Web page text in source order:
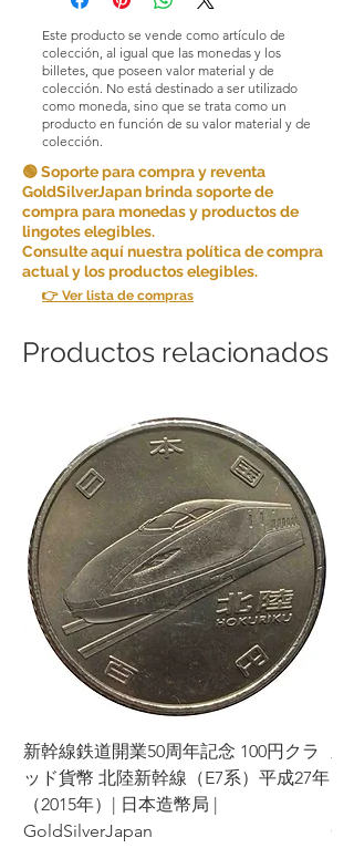
Este producto se vende como artículo de
colección, al igual que las monedas y los
billetes, que poseen valor material y de
colección. No está destinado a ser utilizado
como moneda, sino que se trata como un
producto en función de su valor material y de
colección.
🟢 Soporte para compra y reventa
GoldSilverJapan brinda soporte de
compra para monedas y productos de
lingotes elegibles.
Consulte aquí nuestra política de compra
actual y los productos elegibles.
👉 Ver lista de compras
Productos relacionados
新幹線鉄道開業50周年記念 100円クラ
ッド貨幣 北陸新幹線（E7系）平成27年
（2015年）| 日本造幣局 |
GoldSilverJapan